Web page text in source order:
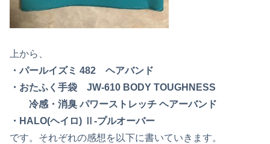
上から、
・パールイズミ 482 ヘアバンド
・おたふく手袋 JW-610 BODY TOUGHNESS‎
冷感・消臭 パワーストレッチ ヘアーバンド
・HALO(ヘイロ) Ⅱ-プルオーバー
です。それぞれの感想を以下に書いていきます。